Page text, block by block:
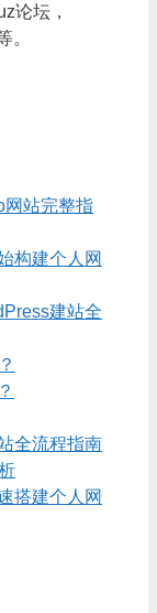
论坛，
。
网站完整指
构建个人网
建站全
全流程指南
搭建个人网